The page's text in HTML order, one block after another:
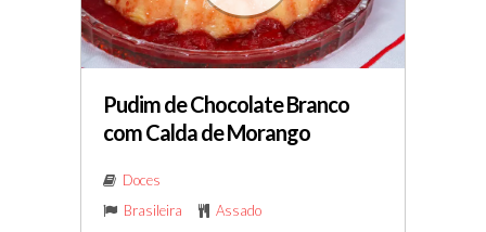
Pudim de Chocolate Branco
com Calda de Morango
Doces
Brasileira
Assado